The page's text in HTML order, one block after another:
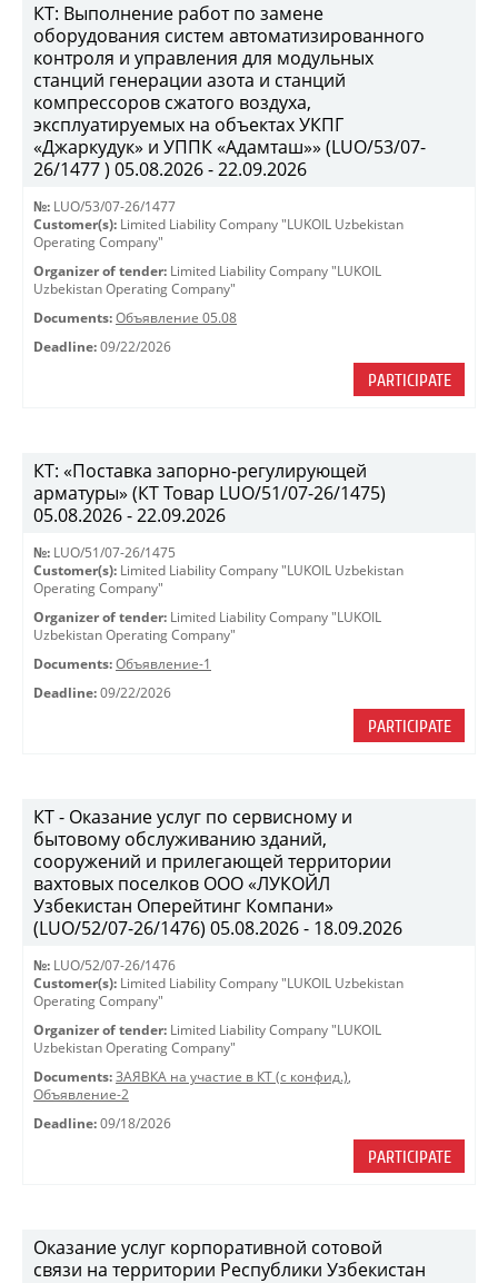
КТ: Выполнение работ по замене
оборудования систем автоматизированного
контроля и управления для модульных
станций генерации азота и станций
компрессоров сжатого воздуха,
эксплуатируемых на объектах УКПГ
«Джаркудук» и УППК «Адамташ»» (LUO/53/07-
26/1477 ) 05.08.2026 - 22.09.2026
№: LUO/53/07-26/1477
Customer(s): Limited Liability Company "LUKOIL Uzbekistan
Operating Company"
Organizer of tender: Limited Liability Company "LUKOIL
Uzbekistan Operating Company"
Documents: Объявление 05.08
Deadline: 09/22/2026
PARTICIPATE
КТ: «Поставка запорно-регулирующей
арматуры» (КТ Товар LUO/51/07-26/1475)
05.08.2026 - 22.09.2026
№: LUO/51/07-26/1475
Customer(s): Limited Liability Company "LUKOIL Uzbekistan
Operating Company"
Organizer of tender: Limited Liability Company "LUKOIL
Uzbekistan Operating Company"
Documents: Объявление-1
Deadline: 09/22/2026
PARTICIPATE
КТ - Оказание услуг по сервисному и
бытовому обслуживанию зданий,
сооружений и прилегающей территории
вахтовых поселков ООО «ЛУКОЙЛ
Узбекистан Оперейтинг Компани»
(LUO/52/07-26/1476) 05.08.2026 - 18.09.2026
№: LUO/52/07-26/1476
Customer(s): Limited Liability Company "LUKOIL Uzbekistan
Operating Company"
Organizer of tender: Limited Liability Company "LUKOIL
Uzbekistan Operating Company"
Documents: ЗАЯВКА на участие в КТ (с конфид.),
Объявление-2
Deadline: 09/18/2026
PARTICIPATE
Оказание услуг корпоративной сотовой
связи на территории Республики Узбекистан